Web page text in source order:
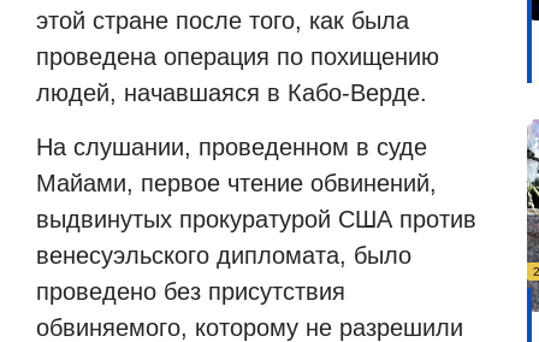
этой стране после того, как была
проведена операция по похищению
людей, начавшаяся в Кабо-Верде.
На слушании, проведенном в суде
Майами, первое чтение обвинений,
выдвинутых прокуратурой США против
венесуэльского дипломата, было
проведено без присутствия
обвиняемого, которому не разрешили